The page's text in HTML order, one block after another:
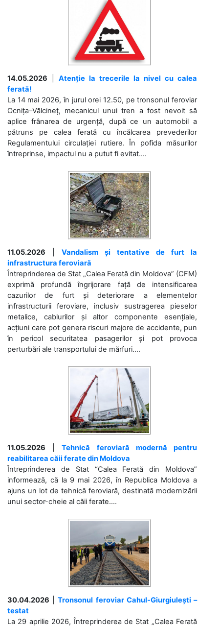
14.05.2026
Atenție la trecerile la nivel cu calea
ferată!
La 14 mai 2026, în jurul orei 12.50, pe tronsonul feroviar
Ocnița–Vălcineț, mecanicul unui tren a fost nevoit să
aplice frânarea de urgență, după ce un automobil a
pătruns pe calea ferată cu încălcarea prevederilor
Regulamentului circulației rutiere. În pofida măsurilor
întreprinse, impactul nu a putut fi evitat....
11.05.2026
Vandalism și tentative de furt la
infrastructura feroviară
Întreprinderea de Stat „Calea Ferată din Moldova” (CFM)
exprimă profundă îngrijorare față de intensificarea
cazurilor de furt și deteriorare a elementelor
infrastructurii feroviare, inclusiv sustragerea pieselor
metalice, cablurilor și altor componente esențiale,
acțiuni care pot genera riscuri majore de accidente, pun
în pericol securitatea pasagerilor și pot provoca
perturbări ale transportului de mărfuri....
11.05.2026 |Tehnică feroviară modernă pentru
reabilitarea căii ferate din Moldova
Întreprinderea de Stat “Calea Ferată din Moldova”
informează, că la 9 mai 2026, în Republica Moldova a
ajuns un lot de tehnică feroviară, destinată modernizării
unui sector-cheie al căii ferate....
30.04.2026 |Tronsonul feroviar Cahul-Giurgiulești –
testat
La 29 aprilie 2026, Întreprinderea de Stat „Calea Ferată